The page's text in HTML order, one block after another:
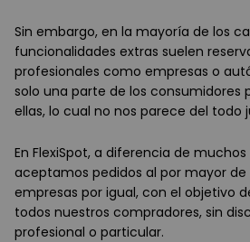
Sin embargo, en la mayoría de los
funcionalidades extras suelen
profesionales como empresas o
solo una parte de los consumidores
ellas, lo cual no nos parece del todo
En FlexiSpot, a diferencia de
aceptamos pedidos al por mayor
empresas por igual, con el objetivo
todos nuestros compradores, sin
profesional o particular.